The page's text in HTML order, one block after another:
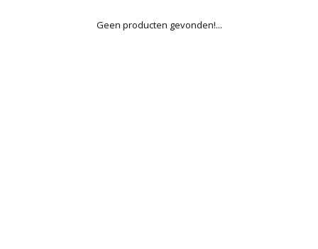
Geen producten gevonden!...